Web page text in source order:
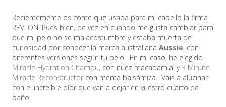
Recientemente os conté que usaba para mi cabello la firma
REVLON. Pues bien, de vez en cuando me gusta cambiar para
que mi pelo no se malacostumbre y estaba muerta de
curiosidad por conocer la marca australiana Aussie, con
diferentes versiones según tu pelo. En mi caso, he elegido
Miracle Hydration Champu, con nuez macadamia, y 3 Minute
Miracle Reconstructor con menta balsámica. Vais a alucinar
con el increíble olor que van a dejar en vuestro cuarto de
baño.